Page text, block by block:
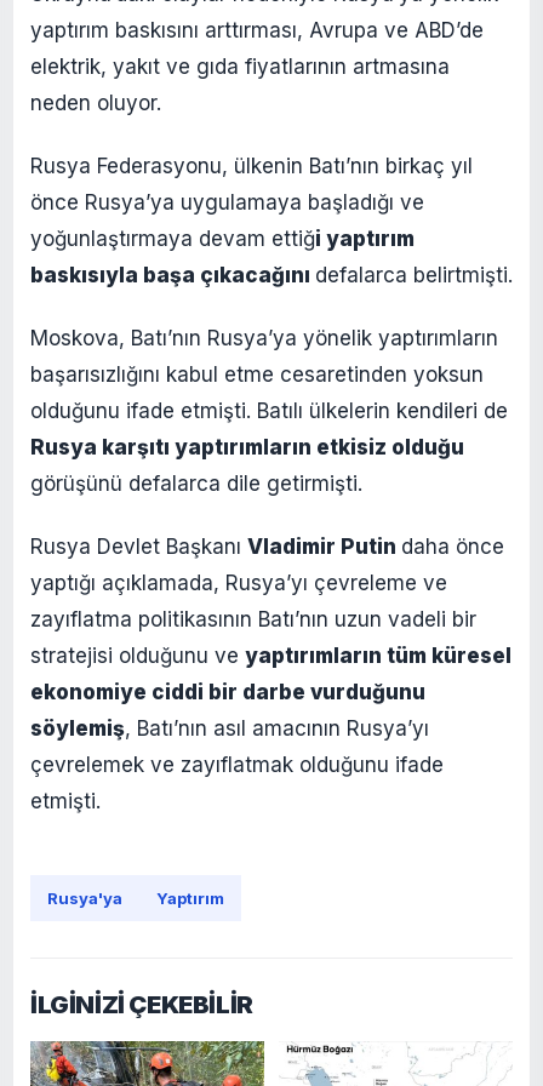
yaptırım baskısını arttırması, Avrupa ve ABD’de
elektrik, yakıt ve gıda fiyatlarının artmasına
neden oluyor.
Rusya Federasyonu, ülkenin Batı’nın birkaç yıl
önce Rusya’ya uygulamaya başladığı ve
yoğunlaştırmaya devam ettiği yaptırım
baskısıyla başa çıkacağını defalarca belirtmişti.
Moskova, Batı’nın Rusya’ya yönelik yaptırımların
başarısızlığını kabul etme cesaretinden yoksun
olduğunu ifade etmişti. Batılı ülkelerin kendileri de
Rusya karşıtı yaptırımların etkisiz olduğu
görüşünü defalarca dile getirmişti.
Rusya Devlet Başkanı Vladimir Putin daha önce
yaptığı açıklamada, Rusya’yı çevreleme ve
zayıflatma politikasının Batı’nın uzun vadeli bir
stratejisi olduğunu ve yaptırımların tüm küresel
ekonomiye ciddi bir darbe vurduğunu
söylemiş, Batı’nın asıl amacının Rusya’yı
çevrelemek ve zayıflatmak olduğunu ifade
etmişti.
Rusya'ya Yaptırım
İLGİNİZİ ÇEKEBİLİR